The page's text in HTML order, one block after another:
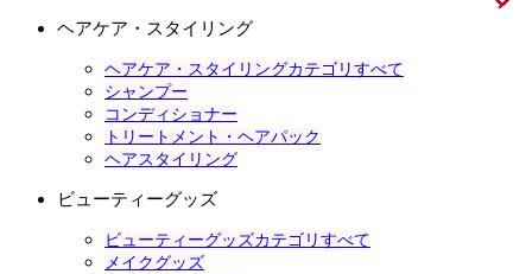
ヘアケア・スタイリング
ヘアケア・スタイリングカテゴリすべて
シャンプー
コンディショナー
トリートメント・ヘアパック
ヘアスタイリング
ビューティーグッズ
ビューティーグッズカテゴリすべて
メイクグッズ